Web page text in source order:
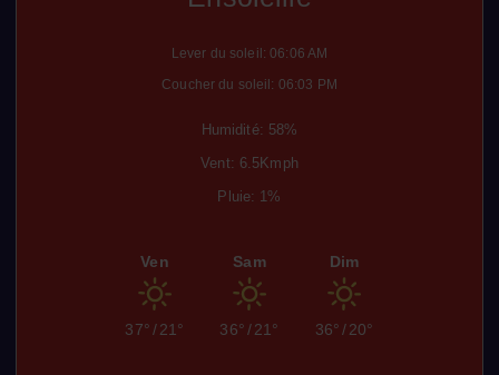
Lever du soleil: 06:06 AM
Coucher du soleil: 06:03 PM
Humidité: 58%
Vent: 6.5Kmph
Pluie: 1%
Ven
37°/21°
Sam
36°/21°
Dim
36°/20°